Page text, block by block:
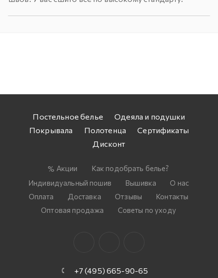
Постельное белье
Одеяла и подушки
Покрывала
Полотенца
Сертификаты
Дисконт
Акции
Как подобрать белье?
Индивидуальный пошив
Вышивка
О нас
Оплата
Доставка Отзывы
Контакты
Оптовая продажа
Советы по уходу
+7 (495) 665-90-65